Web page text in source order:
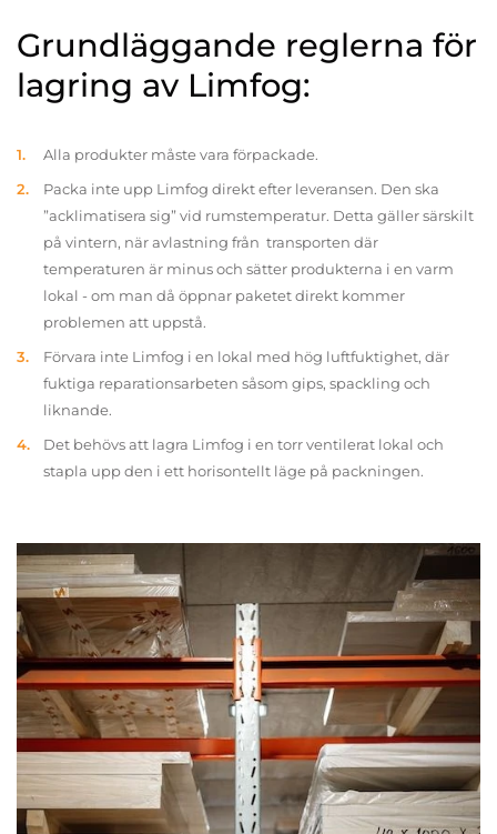
Grundläggande reglerna för
lagring av Limfog:
Alla produkter måste vara förpackade.
Packa inte upp Limfog direkt efter leveransen. Den ska
”acklimatisera sig” vid rumstemperatur. Detta gäller särskilt
på vintern, när avlastning från transporten där
temperaturen är minus och sätter produkterna i en varm
lokal - om man då öppnar paketet direkt kommer
problemen att uppstå.
Förvara inte Limfog i en lokal med hög luftfuktighet, där
fuktiga reparationsarbeten såsom gips, spackling och
liknande.
Det behövs att lagra Limfog i en torr ventilerat lokal och
stapla upp den i ett horisontellt läge på packningen.